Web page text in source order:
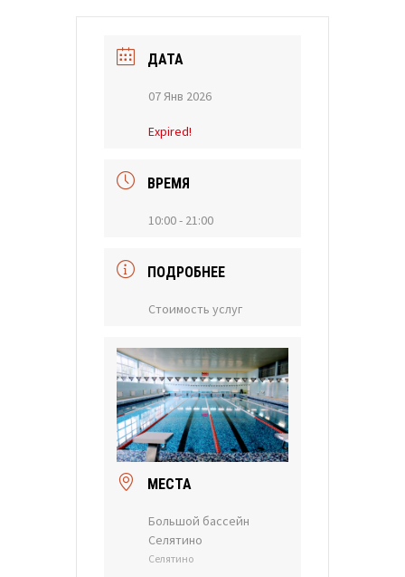
ДАТА
07 Янв 2026
Expired!
ВРЕМЯ
10:00 - 21:00
ПОДРОБНЕЕ
Стоимость услуг
МЕСТА
Большой бассейн
Селятино
Селятино